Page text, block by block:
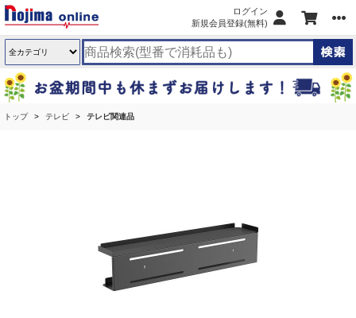
ログイン
新規会員登録(無料)
トップ テレビ テレビ関連品